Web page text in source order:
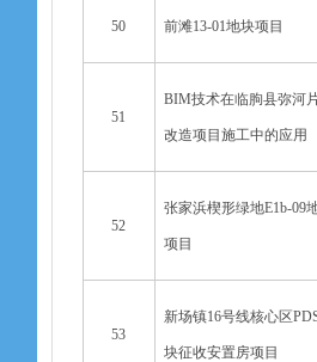
50 前滩13-01地块项目
51
BIM技术在临朐县弥河
改造项目施工中的应用
52
张家浜楔形绿地E1b-09
项目
53
新场镇16号线核心区
块征收安置房项目